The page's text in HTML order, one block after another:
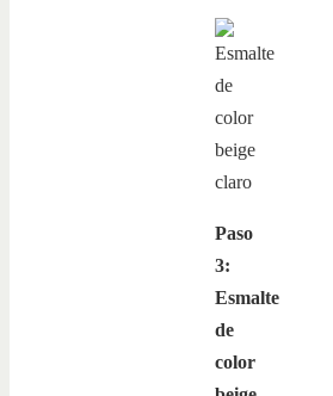
Paso
3:
Esmalte
de
color